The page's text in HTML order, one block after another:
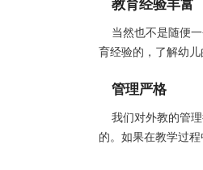
教育经验丰富
当然也不是随便一
育经验的，了解幼儿
管理严格
我们对外教的管理
的。如果在教学过